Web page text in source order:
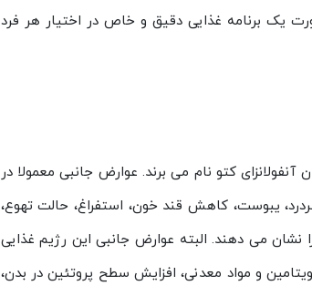
یک برنامه غذایی دقیق و خاص در اختیار هر فرد
کتو نام می برند. عوارض جانبی معمولا در
یبوست، کاهش قند خون، استفراغ، حالت تهوع،
می دهند. البته عوارض جانبی این رژیم غذایی
و مواد معدنی، افزایش سطح پروتئین در بدن،